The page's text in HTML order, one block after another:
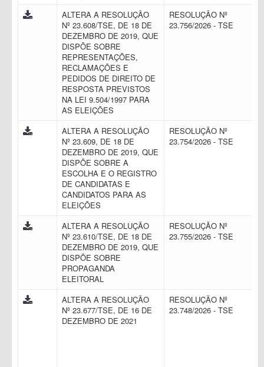
ALTERA A RESOLUÇÃO
Nº 23.608/TSE, DE 18 DE
DEZEMBRO DE 2019, QUE
DISPÕE SOBRE
REPRESENTAÇÕES,
RECLAMAÇÕES E
PEDIDOS DE DIREITO DE
RESPOSTA PREVISTOS
NA LEI 9.504/1997 PARA
AS ELEIÇÕES
RESOLUÇÃO Nº
23.756/2026 - TSE
ALTERA A RESOLUÇÃO
Nº 23.609, DE 18 DE
DEZEMBRO DE 2019, QUE
DISPÕE SOBRE A
ESCOLHA E O REGISTRO
DE CANDIDATAS E
CANDIDATOS PARA AS
ELEIÇÕES
RESOLUÇÃO Nº
23.754/2026 - TSE
ALTERA A RESOLUÇÃO
Nº 23.610/TSE, DE 18 DE
DEZEMBRO DE 2019, QUE
DISPÕE SOBRE
PROPAGANDA
ELEITORAL
RESOLUÇÃO Nº
23.755/2026 - TSE
ALTERA A RESOLUÇÃO
Nº 23.677/TSE, DE 16 DE
DEZEMBRO DE 2021
RESOLUÇÃO Nº
23.748/2026 - TSE